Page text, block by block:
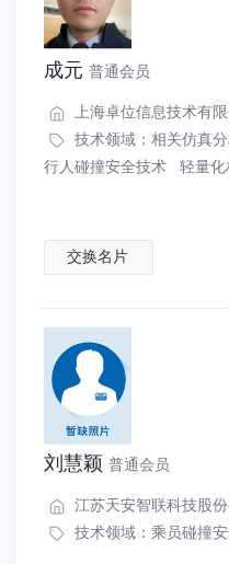
成元 普通会员
上海卓位信息技术有
技术领域： 相关仿真
行人碰撞安全技术 轻量
交换名片
刘慧颖 普通会员
江苏天安智联科技股
技术领域： 乘员碰撞